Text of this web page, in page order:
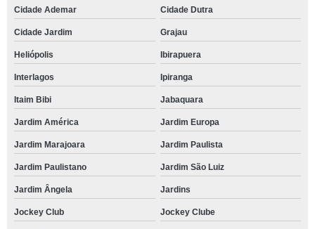
Cidade Ademar Cidade Dutra
Cidade Jardim Grajau
Heliópolis Ibirapuera
Interlagos Ipiranga
Itaim Bibi Jabaquara
Jardim América Jardim Europa
Jardim Marajoara Jardim Paulista
Jardim Paulistano Jardim São Luiz
Jardim Ângela Jardins
Jockey Club Jockey Clube